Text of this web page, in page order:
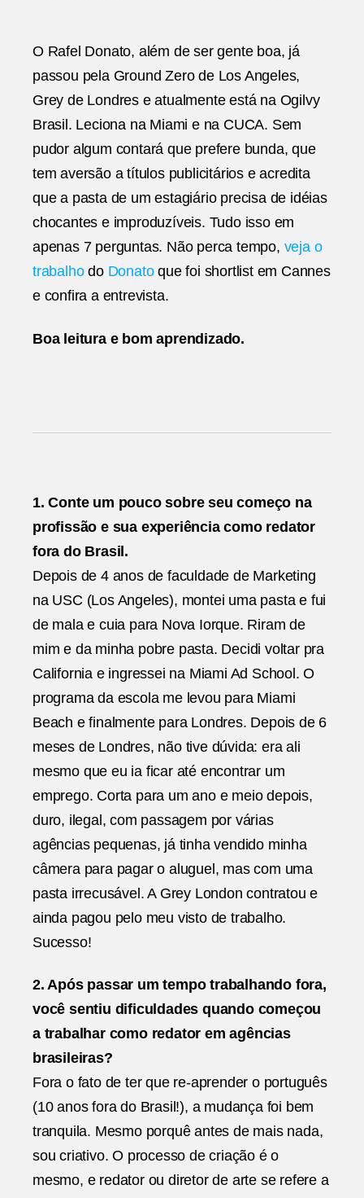
O Rafel Donato, além de ser gente boa, já
passou pela Ground Zero de Los Angeles,
Grey de Londres e atualmente está na Ogilvy
Brasil. Leciona na Miami e na CUCA. Sem
pudor algum contará que prefere bunda, que
tem aversão a títulos publicitários e acredita
que a pasta de um estagiário precisa de idéias
chocantes e improduzíveis. Tudo isso em
apenas 7 perguntas. Não perca tempo, veja o
trabalhodo Donatoque foi shortlist em Cannes
e confira a entrevista.
Boa leitura e bom aprendizado.
1. Conte um pouco sobre seu começo na
profissão e sua experiência como redator
fora do Brasil.
Depois de 4 anos de faculdade de Marketing
na USC (Los Angeles), montei uma pasta e fui
de mala e cuia para Nova Iorque. Riram de
mim e da minha pobre pasta. Decidi voltar pra
California e ingressei na Miami Ad School. O
programa da escola me levou para Miami
Beach e finalmente para Londres. Depois de 6
meses de Londres, não tive dúvida: era ali
mesmo que eu ia ficar até encontrar um
emprego. Corta para um ano e meio depois,
duro, ilegal, com passagem por várias
agências pequenas, já tinha vendido minha
câmera para pagar o aluguel, mas com uma
pasta irrecusável. A Grey London contratou e
ainda pagou pelo meu visto de trabalho.
Sucesso!
2. Após passar um tempo trabalhando fora,
você sentiu dificuldades quando começou
a trabalhar como redator em agências
brasileiras?
Fora o fato de ter que re-aprender o português
(10 anos fora do Brasil!), a mudança foi bem
tranquila. Mesmo porquê antes de mais nada,
sou criativo. O processo de criação é o
mesmo, e redator ou diretor de arte se refere a